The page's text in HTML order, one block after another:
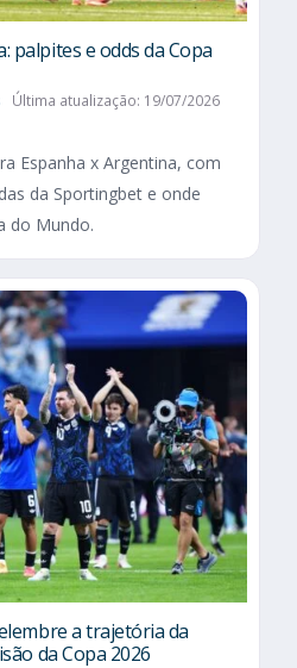
palpites e odds da Copa
Última atualização: 19/07/2026
Espanha x Argentina, com
da Sportingbet e onde
do Mundo.
a trajetória da
da Copa 2026